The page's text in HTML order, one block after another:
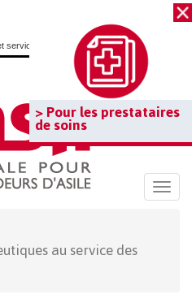
> Pour les prestataires
de soins
services officiels :www.belgium.be
au service des